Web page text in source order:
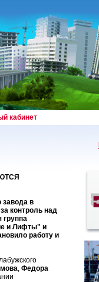
кабинет
завода в
контроль над
группа
и Лифты" и
работу и
, Федора